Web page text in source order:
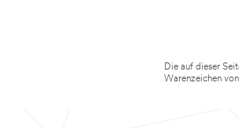
Die auf dieser
Warenzeichen